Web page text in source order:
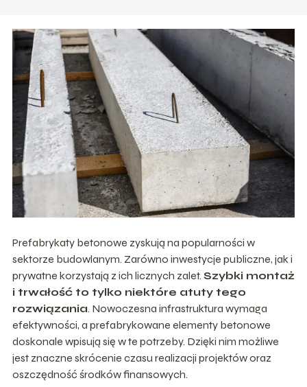
Prefabrykaty betonowe zyskują na popularności w
sektorze budowlanym. Zarówno inwestycje publiczne, jak i
prywatne korzystają z ich licznych zalet. Szybki montaż
i trwałość to tylko niektóre atuty tego
rozwiązania. Nowoczesna infrastruktura wymaga
efektywności, a prefabrykowane elementy betonowe
doskonale wpisują się w te potrzeby. Dzięki nim możliwe
jest znaczne skrócenie czasu realizacji projektów oraz
oszczędność środków finansowych.